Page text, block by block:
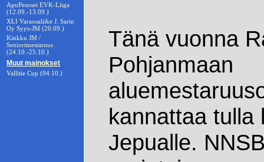
ApuPesoset EVK-Liiga
(12.09.-13.09.)
XLI Varaosaliike J. Sarin
Oy Syys-JM (20.09.)
Kinkku JM /
Seniorimestaruus
(24.10.-25.10.)
Muut mainokset
Vallitie Cup (04.10.)
Tänä vuonna
Pohjanmaan
kannattaa tulla
Jepualle.